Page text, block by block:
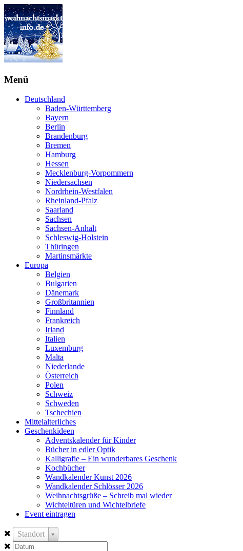
Menü
Deutschland
Baden-Württemberg
Bayern
Berlin
Brandenburg
Bremen
Hamburg
Hessen
Mecklenburg-Vorpommern
Niedersachsen
Nordrhein-Westfalen
Rheinland-Pfalz
Saarland
Sachsen
Sachsen-Anhalt
Schleswig-Holstein
Thüringen
Martinsmärkte
Europa
Belgien
Bulgarien
Dänemark
Großbritannien
Finnland
Frankreich
Irland
Italien
Luxemburg
Malta
Niederlande
Österreich
Polen
Schweiz
Schweden
Tschechien
Mittelalterliches
Geschenkideen
Adventskalender für Kinder
Bücher in edler Optik
Kalligrafie – Ein wunderbares Geschenk
Kochbücher
Wandkalender Kunst 2026
Wandkalender Schlösser 2026
Weihnachtsgrüße – Schreib mal wieder
Wichteltüren und Wichtelbriefe
Event eintragen
Standort